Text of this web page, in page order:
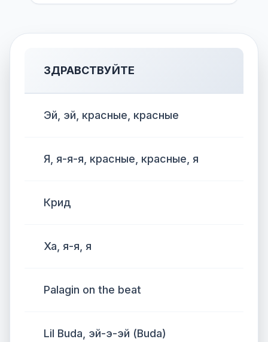
ЗДРАВСТВУЙТЕ
Эй, эй, красные, красные
Я, я-я-я, красные, красные, я
Крид
Ха, я-я, я
Palagin on the beat
Lil Buda, эй-э-эй (Buda)